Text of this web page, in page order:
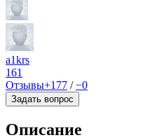
a1krs
161
Отзывы+177 /−0
Задать вопрос
Описание